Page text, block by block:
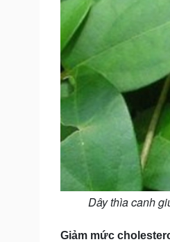
Dây thìa canh
Giảm mức